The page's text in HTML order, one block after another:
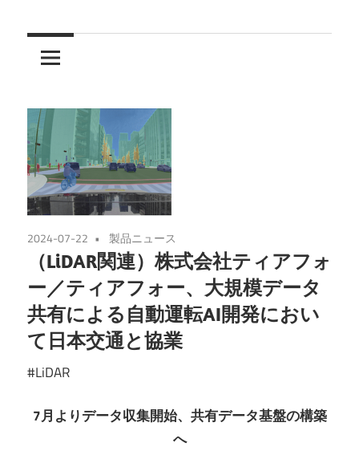
2024-07-22 製品ニュース
（LiDAR関連）株式会社ティアフォ
ー／ティアフォー、大規模データ
共有による自動運転AI開発におい
て日本交通と協業
#LiDAR
7月よりデータ収集開始、共有データ基盤の構築
へ